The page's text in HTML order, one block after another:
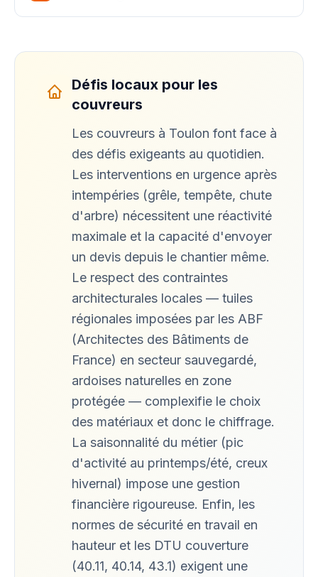
Défis locaux pour les
couvreurs
Les couvreurs à Toulon font face à
des défis exigeants au quotidien.
Les interventions en urgence après
intempéries (grêle, tempête, chute
d'arbre) nécessitent une réactivité
maximale et la capacité d'envoyer
un devis depuis le chantier même.
Le respect des contraintes
architecturales locales — tuiles
régionales imposées par les ABF
(Architectes des Bâtiments de
France) en secteur sauvegardé,
ardoises naturelles en zone
protégée — complexifie le choix
des matériaux et donc le chiffrage.
La saisonnalité du métier (pic
d'activité au printemps/été, creux
hivernal) impose une gestion
financière rigoureuse. Enfin, les
normes de sécurité en travail en
hauteur et les DTU couverture
(40.11, 40.14, 43.1) exigent une